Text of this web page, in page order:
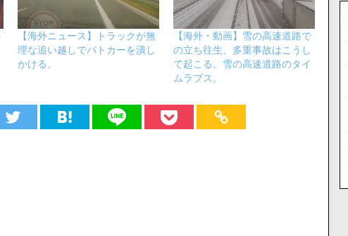
【海外ニュース】トラックが無
理な追い越しでパトカーを潰し
かける。
【海外・動画】雪の高速道路で
の立ち往生、多重事故はこうし
て起こる。雪の高速道路のタイ
ムラプス。